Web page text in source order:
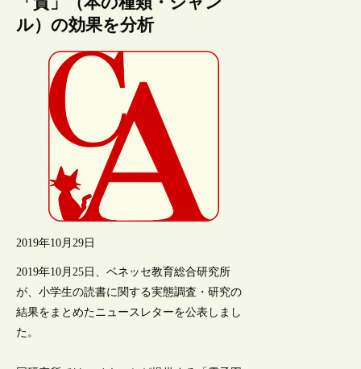
ル）の効果を分析
2019年10月29日
2019年10月25日、ベネッセ教育総合研究所
が、小学生の読書に関する実態調査・研究の
結果をまとめたニュースレターを公表しまし
た。